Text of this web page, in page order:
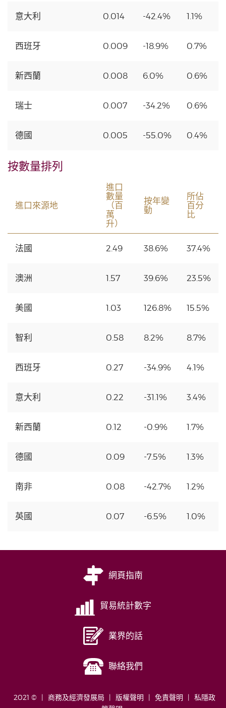
意大利 0.014 -42.4% 1.1%
西班牙 0.009 -18.9% 0.7%
新西蘭 0.008 6.0% 0.6%
瑞士 0.007 -34.2% 0.6%
德國 0.005 -55.0% 0.4%
按數量排列
進口來源地
進口
數量
（百
萬
升）
按年變
動
所佔
百分
比
法國 2.49 38.6% 37.4%
澳洲 1.57 39.6% 23.5%
美國 1.03 126.8% 15.5%
智利 0.58 8.2% 8.7%
西班牙 0.27 -34.9% 4.1%
意大利 0.22 -31.1% 3.4%
新西蘭 0.12 -0.9% 1.7%
德國 0.09 -7.5% 1.3%
南非 0.08 -42.7% 1.2%
英國 0.07 -6.5% 1.0%
網頁指南
貿易統計數字
業界的話
聯絡我們
2021 © 商務及經濟發展局 版權聲明 免責聲明
私隱政